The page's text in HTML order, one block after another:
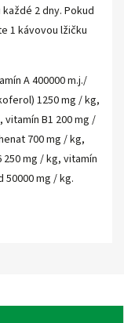
2 dny. Pokud
1 kávovou lžičku
A 400000 m.j./
1250 mg / kg,
vitamín B1 200 mg /
700 mg / kg,
mg / kg, vitamín
50000 mg / kg.